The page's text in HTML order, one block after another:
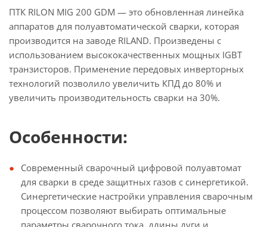
ПТК RILON MIG 200 GDM — это обновленная линейка
аппаратов для полуавтоматической сварки, которая
производится на заводе RILAND. Произведены с
использованием высококачественных мощных IGBT
транзисторов. Применение передовых инверторных
технологий позволило увеличить КПД до 80% и
увеличить производительность сварки на 30%.
Особенности:
Современный сварочный цифровой полуавтомат
для сварки в среде защитных газов с синергетикой.
Синергетические настройки управления сварочным
процессом позволяют выбирать оптимальные
параметры сварочного тока, длины дуги и